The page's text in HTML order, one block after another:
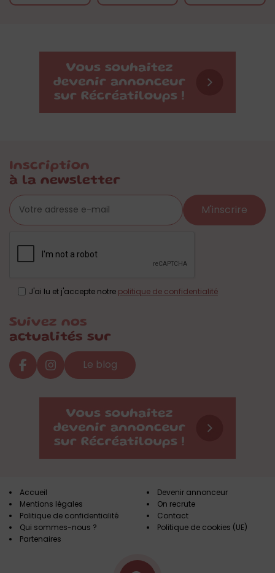
Inscription
à la newsletter
M'inscrire
J'ai lu et j'accepte notre politique de confidentialité
Suivez nos
actualités sur
Le blog
Accueil
Mentions légales
Politique de confidentialité
Qui sommes-nous ?
Partenaires
Devenir annonceur
On recrute
Contact
Politique de cookies (UE)